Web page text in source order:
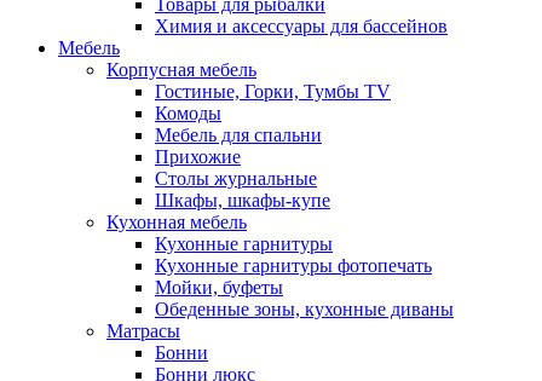
Товары для рыбалки
Химия и аксессуары для бассейнов
Мебель
Корпусная мебель
Гостиные, Горки, Тумбы TV
Комоды
Мебель для спальни
Прихожие
Столы журнальные
Шкафы, шкафы-купе
Кухонная мебель
Кухонные гарнитуры
Кухонные гарнитуры фотопечать
Мойки, буфеты
Обеденные зоны, кухонные диваны
Матрасы
Бонни
Бонни люкс